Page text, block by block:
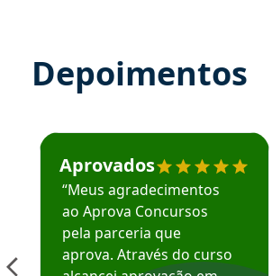
Depoimentos
Estudante José recomenda o Aprova
Aprovados
“Meus agradecimentos
ao Aprova Concursos
pela parceria que
aprova. Através do curso